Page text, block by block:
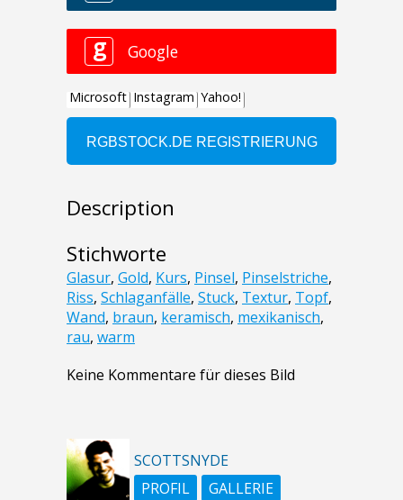
Description
Stichworte
Glasur, Gold, Kurs, Pinsel, Pinselstriche,
Riss, Schlaganfälle, Stuck, Textur, Topf,
Wand, braun, keramisch, mexikanisch,
rau, warm
Keine Kommentare für dieses Bild
SCOTTSNYDE
PROFIL
GALLERIE